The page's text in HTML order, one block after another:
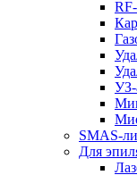
УЗ-
SMAS-
Для